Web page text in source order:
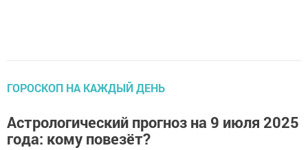
ГОРОСКОП НА КАЖДЫЙ ДЕНЬ
Астрологический прогноз на 9 июля 2025
года: кому повезёт?